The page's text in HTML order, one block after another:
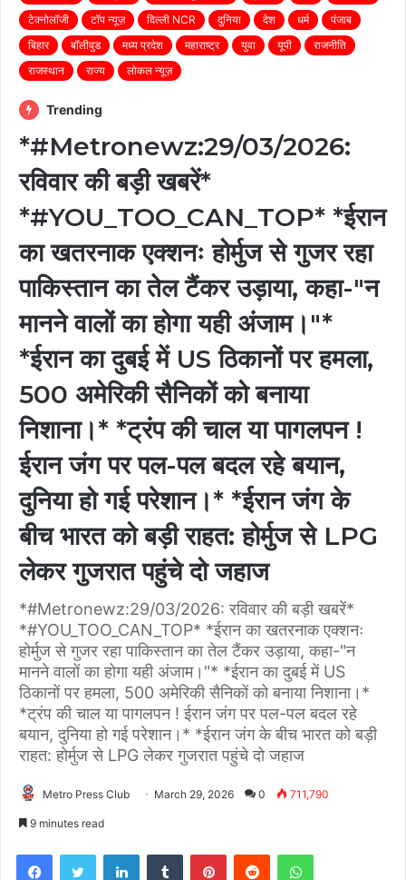
टेक्नोलॉजी
टॉप न्यूज़ दिल्ली NCR दुनिया देश धर्म
पंजाब
बिहार
बॉलीवुड मध्य प्रदेश महाराष्ट्र युवा यूपी
राजनीति
राजस्थान
राज्य लोकल न्यूज़
Trending
*#Metronewz:29/03/2026:
रविवार की बड़ी खबरें*
*#YOU_TOO_CAN_TOP* *ईरान
का खतरनाक एक्शनः होर्मुज से गुजर रहा
पाकिस्तान का तेल टैंकर उड़ाया, कहा-"न
मानने वालों का होगा यही अंजाम।"*
*ईरान का दुबई में US ठिकानों पर हमला,
500 अमेरिकी सैनिकों को बनाया
निशाना।* *ट्रंप की चाल या पागलपन !
ईरान जंग पर पल-पल बदल रहे बयान,
दुनिया हो गई परेशान।* *ईरान जंग के
बीच भारत को बड़ी राहत: होर्मुज से LPG
लेकर गुजरात पहुंचे दो जहाज
*#Metronewz:29/03/2026: रविवार की बड़ी खबरें*
*#YOU_TOO_CAN_TOP* *ईरान का खतरनाक एक्शनः
होर्मुज से गुजर रहा पाकिस्तान का तेल टैंकर उड़ाया, कहा-"न
मानने वालों का होगा यही अंजाम।"* *ईरान का दुबई में US
ठिकानों पर हमला, 500 अमेरिकी सैनिकों को बनाया निशाना।*
*ट्रंप की चाल या पागलपन ! ईरान जंग पर पल-पल बदल रहे
बयान, दुनिया हो गई परेशान।* *ईरान जंग के बीच भारत को बड़ी
राहत: होर्मुज से LPG लेकर गुजरात पहुंचे दो जहाज
Metro Press Club March 29, 2026 0 711,790
9 minutes read
FacebookTwitter LinkedInTumblr PinterestReddit WhatsApp